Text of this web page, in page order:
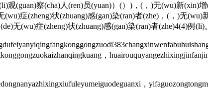
观(guan)察(cha)人(ren)员(yuan)）(）)，(，)无(wu)新
症(zheng)状(zhuang)感(gan)染(ran)者(zhe)，(，)无
无(wu)症(zheng)状(zhuang)感(gan)染(ran)者(zhe)4(4)例(li)
，
，